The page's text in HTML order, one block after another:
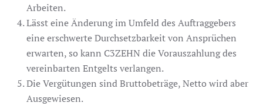
Arbeiten.
Lässt eine Änderung im Umfeld des Auftraggebers
eine erschwerte Durchsetzbarkeit von Ansprüchen
erwarten, so kann C3ZEHN die Vorauszahlung des
vereinbarten Entgelts verlangen.
Die Vergütungen sind Bruttobeträge, Netto wird aber
Ausgewiesen.